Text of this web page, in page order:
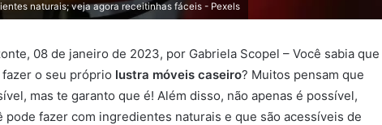
naturais; veja agora receitinhas fáceis - Pexels
08 de janeiro de 2023, por Gabriela Scopel – Você sabia que
o seu próprio lustra móveis caseiro? Muitos pensam que
mas te garanto que é! Além disso, não apenas é possível,
pode fazer com ingredientes naturais e que são acessíveis de